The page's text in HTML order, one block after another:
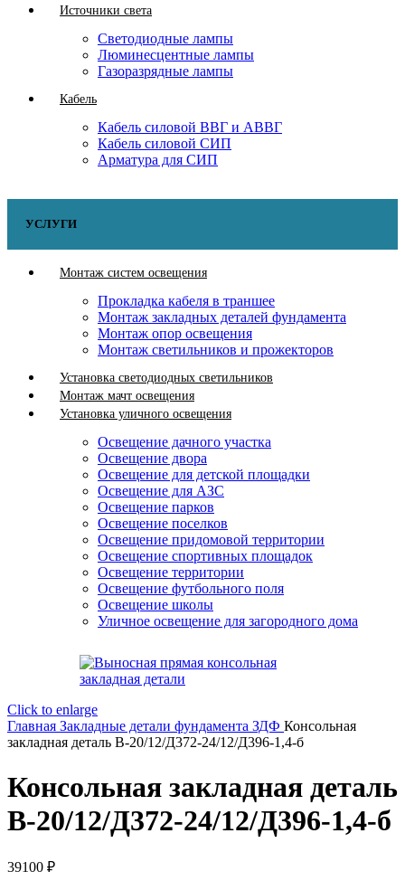
Источники света
Светодиодные лампы
Люминесцентные лампы
Газоразрядные лампы
Кабель
Кабель силовой ВВГ и АВВГ
Кабель силовой СИП
Арматура для СИП
УСЛУГИ
Монтаж систем освещения
Прокладка кабеля в траншее
Монтаж закладных деталей фундамента
Монтаж опор освещения
Монтаж светильников и прожекторов
Установка светодиодных светильников
Монтаж мачт освещения
Установка уличного освещения
Освещение дачного участка
Освещение двора
Освещение для детской площадки
Освещение для АЗС
Освещение парков
Освещение поселков
Освещение придомовой территории
Освещение спортивных площадок
Освещение территории
Освещение футбольного поля
Освещение школы
Уличное освещение для загородного дома
Click to enlarge
Главная Закладные детали фундамента ЗДФ Консольная
закладная деталь В-20/12/Д372-24/12/Д396-1,4-б
Консольная закладная деталь
В-20/12/Д372-24/12/Д396-1,4-б
39100 ₽